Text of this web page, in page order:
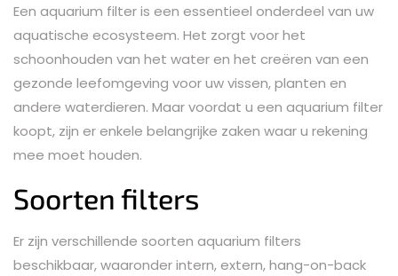
Een aquarium filter is een essentieel onderdeel van uw
aquatische ecosysteem. Het zorgt voor het
schoonhouden van het water en het creëren van een
gezonde leefomgeving voor uw vissen, planten en
andere waterdieren. Maar voordat u een aquarium filter
koopt, zijn er enkele belangrijke zaken waar u rekening
mee moet houden.
Soorten filters
Er zijn verschillende soorten aquarium filters
beschikbaar, waaronder intern, extern, hang-on-back